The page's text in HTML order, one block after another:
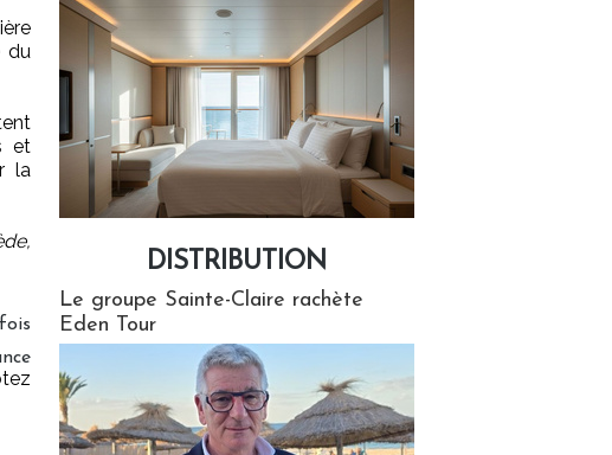
du
et
la
DISTRIBUTION
Le groupe Sainte-Claire rachète
Eden Tour